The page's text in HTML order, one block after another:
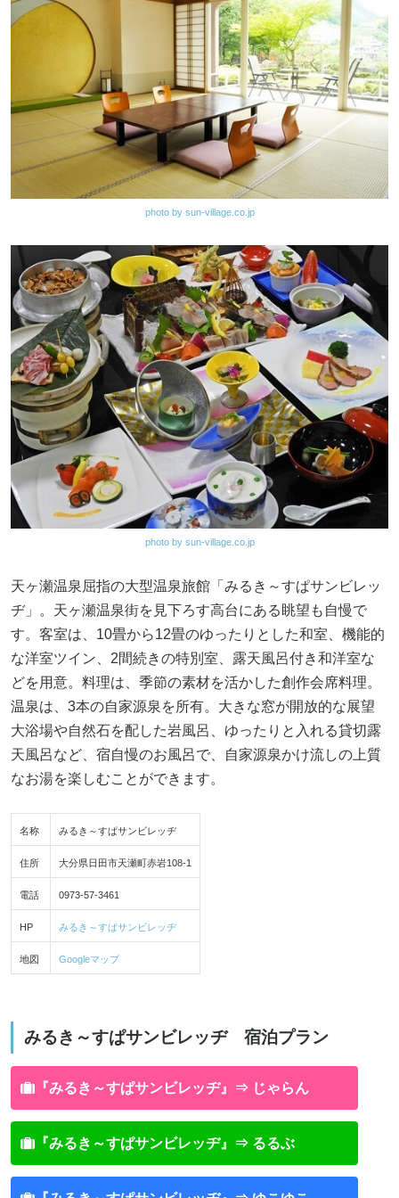
photo by sun-village.co.jp
photo by sun-village.co.jp
天ヶ瀬温泉屈指の大型温泉旅館「みるき～すぱサンビレッ
ヂ」。天ヶ瀬温泉街を見下ろす高台にある眺望も自慢で
す。客室は、10畳から12畳のゆったりとした和室、機能的
な洋室ツイン、2間続きの特別室、露天風呂付き和洋室な
どを用意。料理は、季節の素材を活かした創作会席料理。
温泉は、3本の自家源泉を所有。大きな窓が開放的な展望
大浴場や自然石を配した岩風呂、ゆったりと入れる貸切露
天風呂など、宿自慢のお風呂で、自家源泉かけ流しの上質
なお湯を楽しむことができます。
名称 みるき～すぱサンビレッヂ
住所 大分県日田市天瀬町赤岩108-1
電話 0973-57-3461
HP みるき～すぱサンビレッヂ
地図 Googleマップ
みるき～すぱサンビレッヂ 宿泊プラン
『みるき～すぱサンビレッヂ』⇒ じゃらん
『みるき～すぱサンビレッヂ』⇒ るるぶ